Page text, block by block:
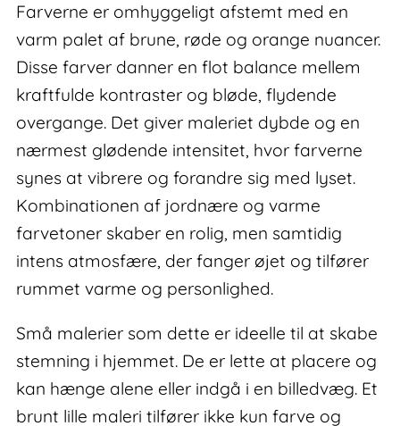
Farverne er omhyggeligt afstemt med en
varm palet af brune, røde og orange nuancer.
Disse farver danner en flot balance mellem
kraftfulde kontraster og bløde, flydende
overgange. Det giver maleriet dybde og en
nærmest glødende intensitet, hvor farverne
synes at vibrere og forandre sig med lyset.
Kombinationen af jordnære og varme
farvetoner skaber en rolig, men samtidig
intens atmosfære, der fanger øjet og tilfører
rummet varme og personlighed.
Små malerier som dette er ideelle til at skabe
stemning i hjemmet. De er lette at placere og
kan hænge alene eller indgå i en billedvæg. Et
brunt lille maleri tilfører ikke kun farve og